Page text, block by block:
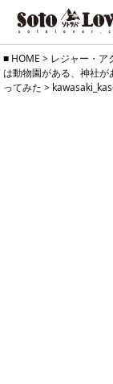
Skip
to
HOME > レジャー・ア
は動物園がある、神社
ってみた >